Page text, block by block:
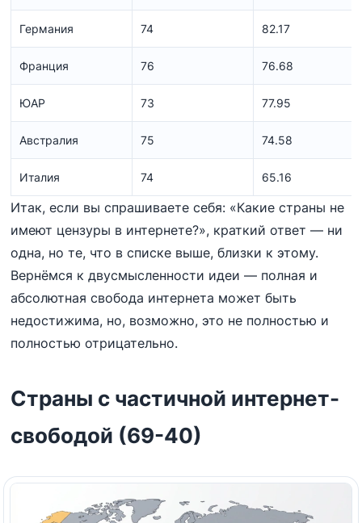
Германия 74 82.17
Франция 76 76.68
ЮАР 73 77.95
Австралия 75 74.58
Италия 74 65.16
Итак, если вы спрашиваете себя: «Какие страны не
имеют цензуры в интернете?», краткий ответ — ни
одна, но те, что в списке выше, близки к этому.
Вернёмся к двусмысленности идеи — полная и
абсолютная свобода интернета может быть
недостижима, но, возможно, это не полностью и
полностью отрицательно.
Страны с частичной интернет-
свободой (69-40)